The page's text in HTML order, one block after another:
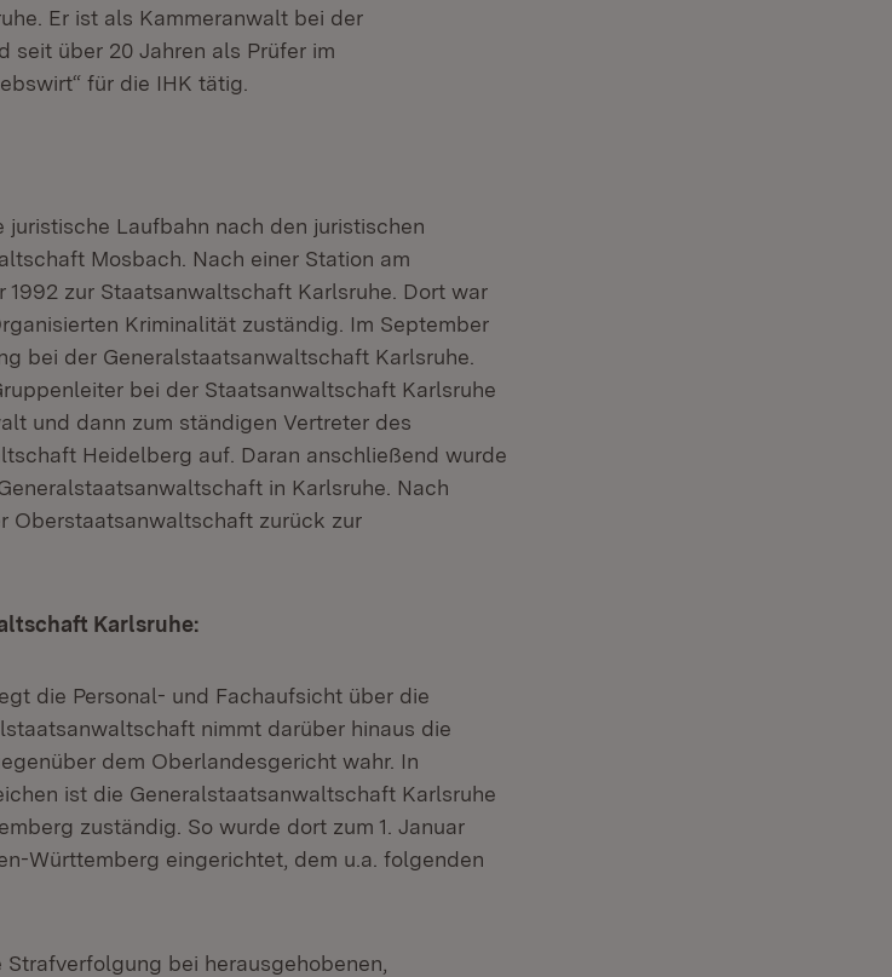
Er ist als Kammeranwalt bei der
seit über 20 Jahren als Prüfer im
für die IHK tätig.
Laufbahn nach den juristischen
Mosbach. Nach einer Station am
zur Staatsanwaltschaft Karlsruhe. Dort war
Kriminalität zuständig. Im September
bei der Generalstaatsanwaltschaft Karlsruhe.
bei der Staatsanwaltschaft Karlsruhe
und dann zum ständigen Vertreter des
Heidelberg auf. Daran anschließend wurde
in Karlsruhe. Nach
Oberstaatsanwaltschaft zurück zur
Karlsruhe:
die Personal- und Fachaufsicht über die
nimmt darüber hinaus die
dem Oberlandesgericht wahr. In
ist die Generalstaatsanwaltschaft Karlsruhe
zuständig. So wurde dort zum 1. Januar
Württemberg eingerichtet, dem u.a. folgenden
bei herausgehobenen,